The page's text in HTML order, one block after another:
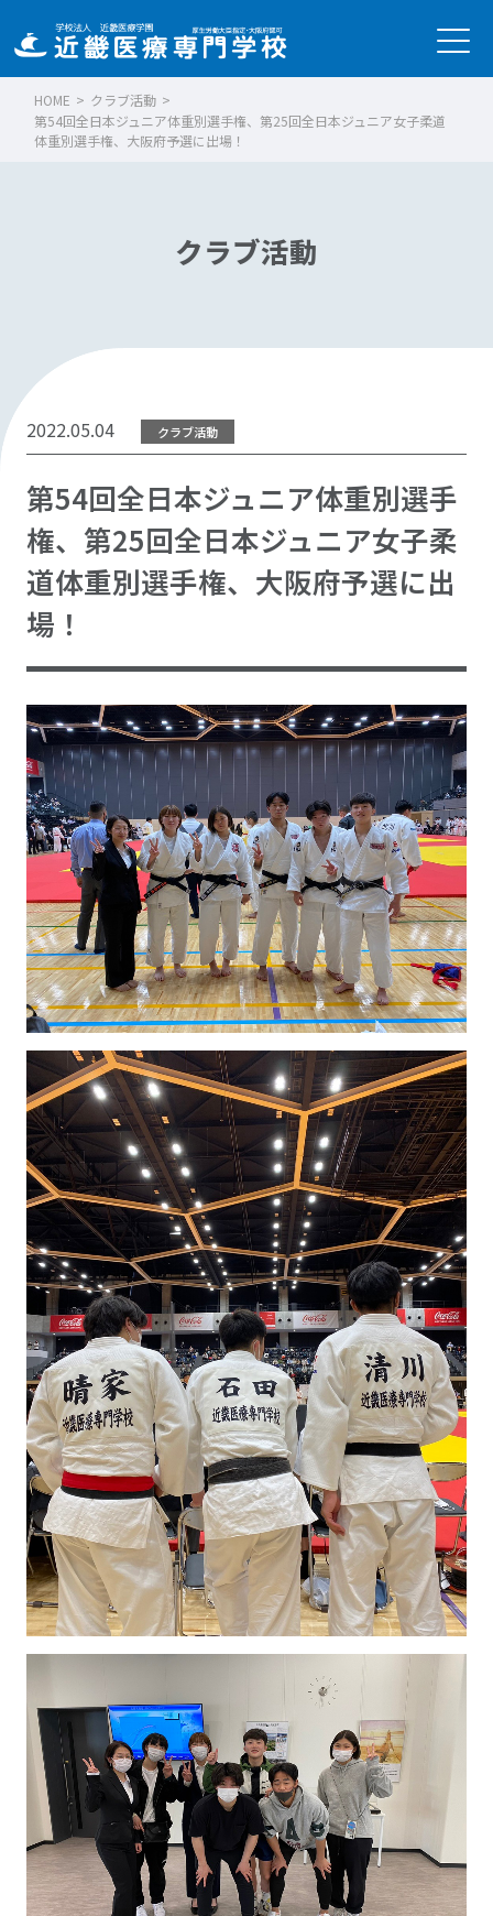
HOME > クラブ活動 >
第54回全日本ジュニア体重別選手権、第25回全日本ジュニア女子柔道
体重別選手権、大阪府予選に出場！
クラブ活動
2022.05.04 クラブ活動
第54回全日本ジュニア体重別選手
権、第25回全日本ジュニア女子柔
道体重別選手権、大阪府予選に出
場！